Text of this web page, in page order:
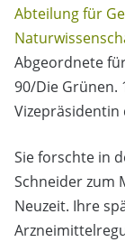
Abteilung für
Abgeordnete
90/Die Grünen.
Vizepräsidentin
Sie forschte in
Schneider zum
Neuzeit. Ihre